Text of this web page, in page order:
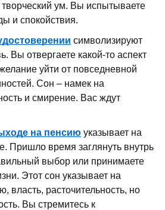
ум. Вы испытываете
и спокойствия.
символизируют
Вы отвергаете какой-то аспект
уйти от повседневной
Сон – намек на
и смирение. Вас ждут
на пенсию указывает на
Пришло время заглянуть внутрь
выбор или принимаете
Этот сон указывает на
власть, расточительность, но
Вы стремитесь к